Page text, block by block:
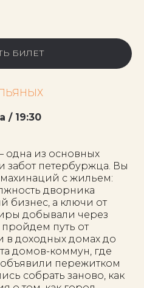
БИЛЕТ
/ 19:30
из основных
забот петербуржца. Вы
махинаций с жильем:
дворника
бизнес, а ключи от
добывали через
путь от
в доходных домах до
домов-коммун, где
пережитком
собрать заново, как